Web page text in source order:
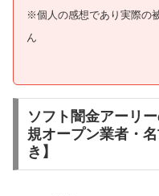
※個人の感想であり実際の
ん
ソフト闇金アーリ
規オープン業者・
き】